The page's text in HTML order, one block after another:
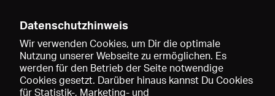
Speichern
Datenschutzhinweis
Wir verwenden Cookies, um Dir die optimale
Nutzung unserer Webseite zu ermöglichen. Es
werden für den Betrieb der Seite notwendige
Cookies gesetzt. Darüber hinaus kannst Du Cookies
für Statistik-, Marketing- und